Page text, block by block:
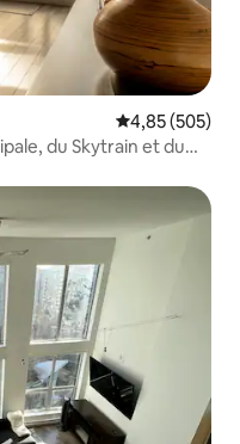
Note
4,85 (505)
du Skytrain et du